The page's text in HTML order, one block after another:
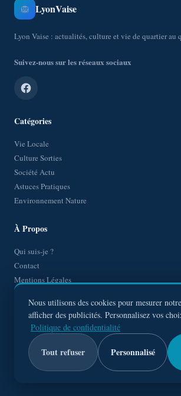
🦁 LyonVaise
Lyon Vaise : actualités, culture et vie de quartier au
Suivez-nous sur les réseaux sociaux
Catégories
Vie Locale
Culture Sorties
Société Actu
Astuces Pratiques
Environnement Nature
À Propos
Qui suis-je ?
Contact
Mentions Légales
Plan de site
© 2026LyonVaise
— Tous droits
Lyon Vaise, le quartier raconté avec curiosité et
Nous utilisons des cookies pour mesurer
afficher des publicités. Personnalisez vos
Politique de confidentialité
Tout refuser Personnalisé